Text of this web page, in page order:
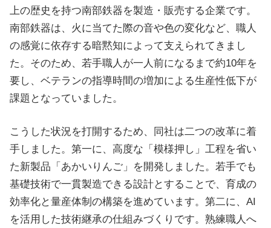
上の歴史を持つ南部鉄器を製造・販売する企業です。
南部鉄器は、火に当てた際の音や色の変化など、職人
の感覚に依存する暗黙知によって支えられてきまし
た。そのため、若手職人が一人前になるまで約10年を
要し、ベテランの指導時間の増加による生産性低下が
課題となっていました。
こうした状況を打開するため、同社は二つの改革に着
手しました。第一に、高度な「模様押し」工程を省い
た新製品「あかいりんご」を開発しました。若手でも
基礎技術で一貫製造できる設計とすることで、育成の
効率化と量産体制の構築を進めています。第二に、AI
を活用した技術継承の仕組みづくりです。熟練職人へ